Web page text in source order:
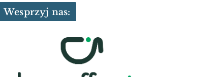
Wesprzyj nas: